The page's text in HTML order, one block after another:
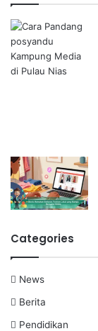
Categories
News
Berita
Pendidikan